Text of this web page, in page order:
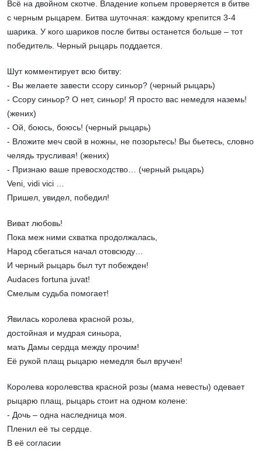
Всё на двойном скотче. Владение копьем проверяется в битве
с черным рыцарем. Битва шуточная: каждому крепится 3-4
шарика. У кого шариков после битвы останется больше – тот
победитель. Черный рыцарь поддается.
Шут комментирует всю битву:
- Вы желаете завести ссору синьор? (черный рыцарь)
- Ссору синьор? О нет, синьор! Я просто вас немедля наземь!
(жених)
- Ой, боюсь, боюсь! (черный рыцарь)
- Вложите меч свой в ножны, не позорьтесь! Вы бьетесь, словно
челядь трусливая! (жених)
- Признаю ваше превосходство… (черный рыцарь)
Veni, vidi vici …
Пришел, увидел, победил!
Виват любовь!
Пока меж ними схватка продолжалась,
Народ сбегаться начал отовсюду…
И черный рыцарь был тут побежден!
Audaces fortuna juvat!
Смелым судьба помогает!
Явилась королева красной розы,
достойная и мудрая синьора,
мать Дамы сердца между прочим!
Её рукой плащ рыцарю немедля был вручен!
Королева королевства красной розы (мама невесты) одевает
рыцарю плащ, рыцарь стоит на одном колене:
- Дочь – одна наследница моя.
Пленил её ты сердце.
В её согласии